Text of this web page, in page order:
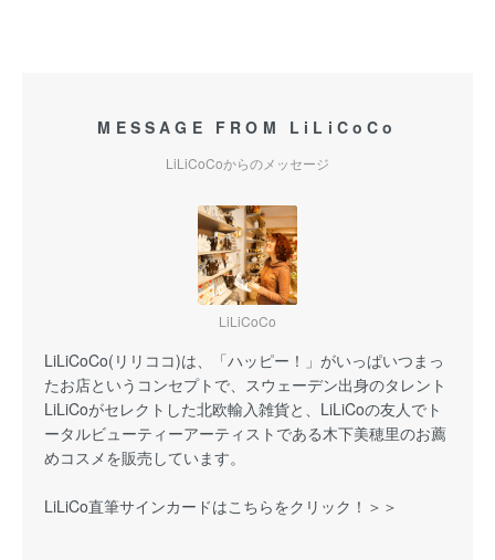
MESSAGE FROM LiLiCoCo
LiLiCoCoからのメッセージ
LiLiCoCo
LiLiCoCo(リリココ)は、「ハッピー！」がいっぱいつまっ
たお店というコンセプトで、スウェーデン出身のタレント
LiLiCoがセレクトした北欧輸入雑貨と、LiLiCoの友人でト
ータルビューティーアーティストである木下美穂里のお薦
めコスメを販売しています。
LiLiCo直筆サインカードはこちらをクリック！＞＞